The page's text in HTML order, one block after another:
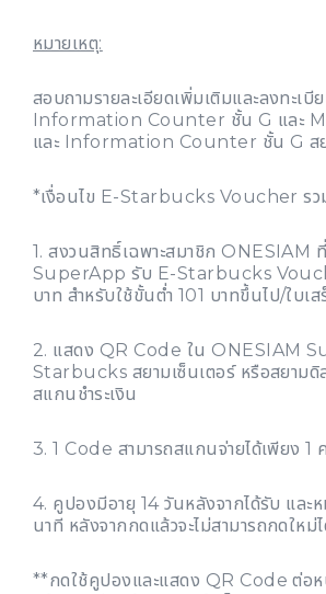
หมายเหตุ:
สอบถามรายละเอียดเพิ่มเติมและลงทะเ
Information Counter ชั้น G และ M
และ Information Counter ชั้น G สย
*เงื่อนไข E-Starbucks Voucher รว
1. สงวนสิทธิ์เฉพาะสมาชิก ONESIAM
SuperApp รับ E-Starbucks
บาท สำหรับใช้ขั้นต่ำ 101 บาทขึ้นไป/ใบเส
2. แสดง QR Code ใน ONESIAM
Starbucks สยามเซ็นเตอร์ หรือสยามดิ
สแกนชำระเงิน
3. 1 Code สามารถสแกนจ่ายได้เพียง 1
4. คูปองมีอายุ 14 วันหลังจากได้รับ และ
นาที หลังจากกดแล้วจะไม่สามารถกดใหม่
**กดใช้คูปองและแสดง QR Code ต่อห